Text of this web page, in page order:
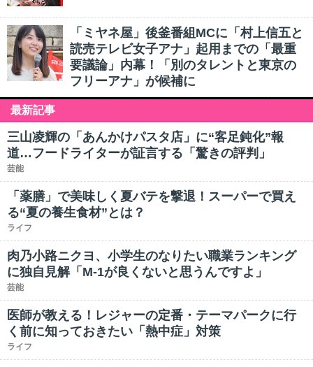
「ミヤネ屋」後釜番組MCに「村上信五と
読売テレビ女子アナ」起用までの「最重
要議論」内幕！「別のタレントと東京の
フリーアナ」が候補に
最新記事
三山凌輝の「あんかけパスタ店」に“客足鈍化”報
道…フードライターが証言する「驚きの評判」
芸能
「薬膳」で美味しく夏バテを撃退！スーパーで買え
る“夏の養生食材”とは？
ライフ
肉乃小路ニクヨ、小学生のなりたい職業ランキング
に独自見解「M-1が良くないと思うんですよ」
芸能
医師が教える！レジャーの定番・テーマパークに行
く前に知っておきたい「熱中症」対策
ライフ